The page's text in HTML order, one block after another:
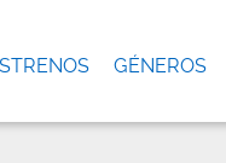
GÉNEROS